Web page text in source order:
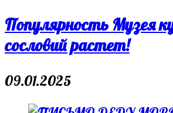
Популярность Музея
сословий растет!
09.01.2025